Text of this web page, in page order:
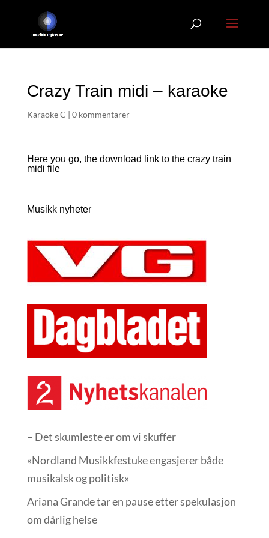
Crazy Train midi – karaoke
Karaoke C | 0 kommentarer
Here you go, the download link to the crazy train
midi file
Musikk nyheter
– Det skumleste er om vi skuffer
«Nordland Musikkfest­uke engasjerer både
musikalsk og politisk»
Ariana Grande tar en pause etter spekulasjon
om dårlig helse